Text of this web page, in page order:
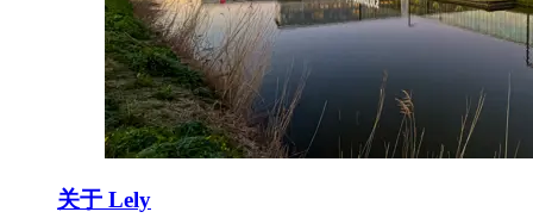
关于 Lely